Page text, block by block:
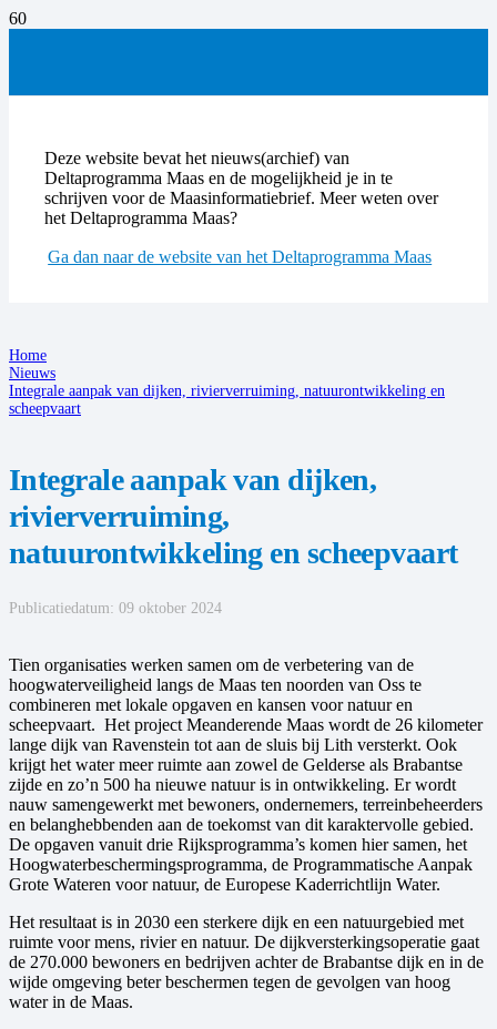
Deze website bevat het nieuws(archief) van
Deltaprogramma Maas en de mogelijkheid je in te
schrijven voor de Maasinformatiebrief. Meer weten over
het Deltaprogramma Maas?
Ga dan naar de website van het Deltaprogramma Maas
Home
Nieuws
Integrale aanpak van dijken, rivierverruiming, natuurontwikkeling en
scheepvaart
Integrale aanpak van dijken,
rivierverruiming,
natuurontwikkeling en scheepvaart
Publicatiedatum: 09 oktober 2024
Tien organisaties werken samen om de verbetering van de
hoogwaterveiligheid langs de Maas ten noorden van Oss te
combineren met lokale opgaven en kansen voor natuur en
scheepvaart. Het project Meanderende Maas wordt de 26 kilometer
lange dijk van Ravenstein tot aan de sluis bij Lith versterkt. Ook
krijgt het water meer ruimte aan zowel de Gelderse als Brabantse
zijde en zo’n 500 ha nieuwe natuur is in ontwikkeling. Er wordt
nauw samengewerkt met bewoners, ondernemers, terreinbeheerders
en belanghebbenden aan de toekomst van dit karaktervolle gebied.
De opgaven vanuit drie Rijksprogramma’s komen hier samen, het
Hoogwaterbeschermingsprogramma, de Programmatische Aanpak
Grote Wateren voor natuur, de Europese Kaderrichtlijn Water.
Het resultaat is in 2030 een sterkere dijk en een natuurgebied met
ruimte voor mens, rivier en natuur. De dijkversterkingsoperatie gaat
de 270.000 bewoners en bedrijven achter de Brabantse dijk en in de
wijde omgeving beter beschermen tegen de gevolgen van hoog
water in de Maas.